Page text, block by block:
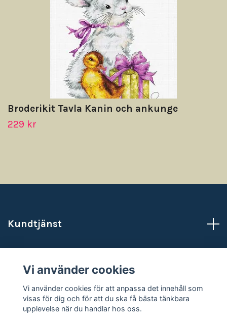
Broderikit Tavla Kanin och ankunge
229 kr
Kundtjänst
Sociala medier
Vi använder cookies
Vi använder cookies för att anpassa det innehåll som
visas för dig och för att du ska få bästa tänkbara
upplevelse när du handlar hos oss.